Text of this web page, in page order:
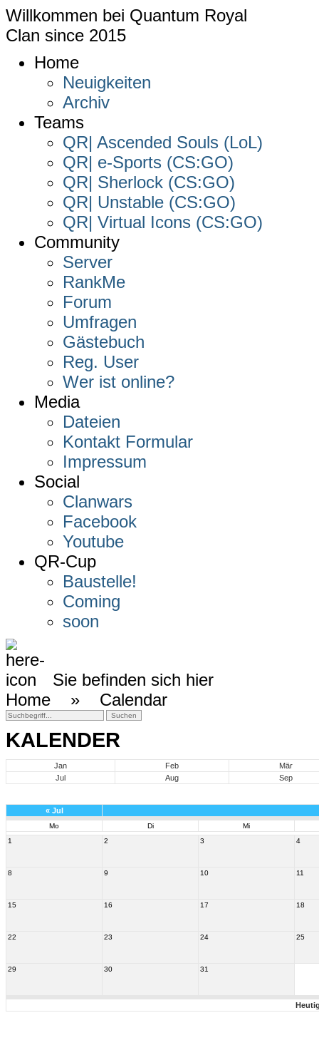
Willkommen bei Quantum Royal
Clan since 2015
Home
Neuigkeiten
Archiv
Teams
QR| Ascended Souls (LoL)
QR| e-Sports (CS:GO)
QR| Sherlock (CS:GO)
QR| Unstable (CS:GO)
QR| Virtual Icons (CS:GO)
Community
Server
RankMe
Forum
Umfragen
Gästebuch
Reg. User
Wer ist online?
Media
Dateien
Kontakt Formular
Impressum
Social
Clanwars
Facebook
Youtube
QR-Cup
Baustelle!
Coming
soon
Sie befinden sich hier
Home » Calendar
KALENDER
Jan Feb
Mär
Jul
Aug Sep
« Jul
Mo Di
Mi
1
2 3 4
8 9 10 11
15 16 17 18
22 23 24 25
29 30 31